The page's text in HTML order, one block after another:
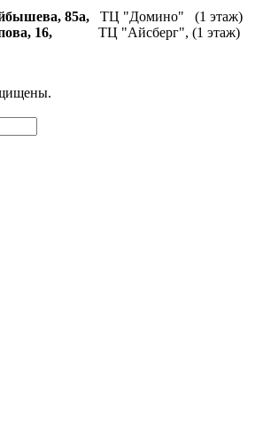
85а, ТЦ "Домино" (1 этаж)
16, ТЦ "Айсберг", (1 этаж)